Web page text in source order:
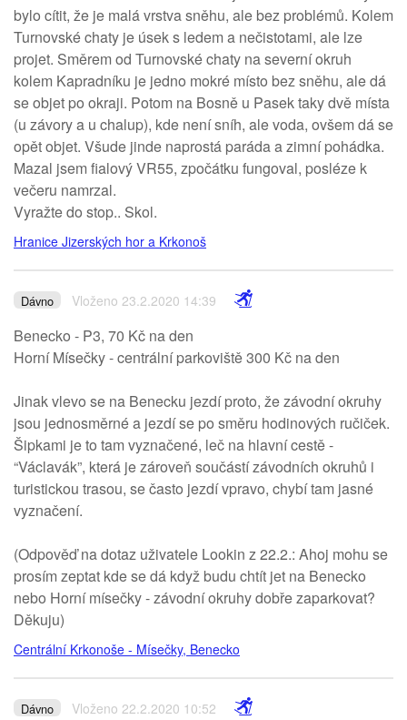
bylo cítit, že je malá vrstva sněhu, ale bez problémů. Kolem
Turnovské chaty je úsek s ledem a nečistotami, ale lze
projet. Směrem od Turnovské chaty na severní okruh
kolem Kapradníku je jedno mokré místo bez sněhu, ale dá
se objet po okraji. Potom na Bosně u Pasek taky dvě místa
(u závory a u chalup), kde není sníh, ale voda, ovšem dá se
opět objet. Všude jinde naprostá paráda a zimní pohádka.
Mazal jsem fialový VR55, zpočátku fungoval, posléze k
večeru namrzal.
Vyražte do stop.. Skol.
Hranice Jizerských hor a Krkonoš
Dávno Vloženo 23.2.2020 14:39
Benecko - P3, 70 Kč na den
Horní Mísečky - centrální parkoviště 300 Kč na den
Jinak vlevo se na Benecku jezdí proto, že závodní okruhy
jsou jednosměrné a jezdí se po směru hodinových ručiček.
Šipkami je to tam vyznačené, leč na hlavní cestě -
“Václavák”, která je zároveň součástí závodních okruhů i
turistickou trasou, se často jezdí vpravo, chybí tam jasné
vyznačení.
(Odpověď na dotaz uživatele Lookin z 22.2.: Ahoj mohu se
prosím zeptat kde se dá když budu chtít jet na Benecko
nebo Horní mísečky - závodní okruhy dobře zaparkovat?
Děkuju)
Centrální Krkonoše - Mísečky, Benecko
Dávno Vloženo 22.2.2020 10:52